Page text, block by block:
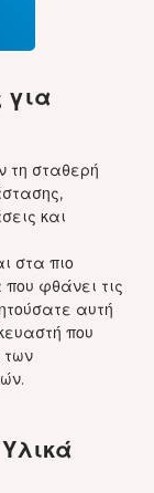
για
τη σταθερή
και
στα πιο
φθάνει τις
αυτή
που
των